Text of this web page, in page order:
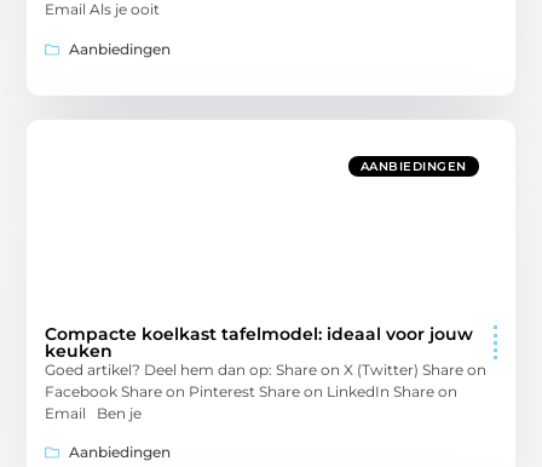
Email Als je ooit
Aanbiedingen
AANBIEDINGEN
Compacte koelkast tafelmodel: ideaal voor jouw
keuken
Goed artikel? Deel hem dan op: Share on X (Twitter) Share on
Facebook Share on Pinterest Share on LinkedIn Share on
Email Ben je
Aanbiedingen